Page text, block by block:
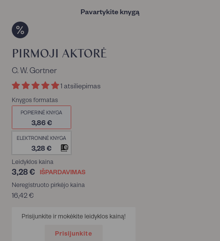
Pavartykite knygą
PIRMOJI AKTORĖ
C. W. Gortner
1 atsiliepimas
Knygos formatas
POPIERINĖ KNYGA
3,86 €
ELEKTRONINĖ KNYGA
3,28 €
Leidyklos kaina
3,28 € 3,28
IŠPARDAVIMAS
Neregistruoto pirkėjo kaina
16,42 €
Prisijunkite ir mokėkite leidyklos kainą!
Prisijunkite